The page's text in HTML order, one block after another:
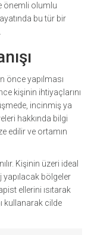
önemli olumlu
bu tür bir
önce yapılması
kişinin ihtiyaçlarını
incinmiş ya
hakkında bilgi
edilir ve ortamın
Kişinin üzeri ideal
yapılacak bölgeler
ellerini ısıtarak
kullanarak cilde